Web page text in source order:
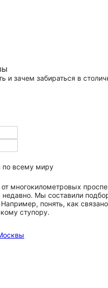
и зачем забираться в
по всему миру
многокилометровых
Мы составили
Например, понять, как
ступору.